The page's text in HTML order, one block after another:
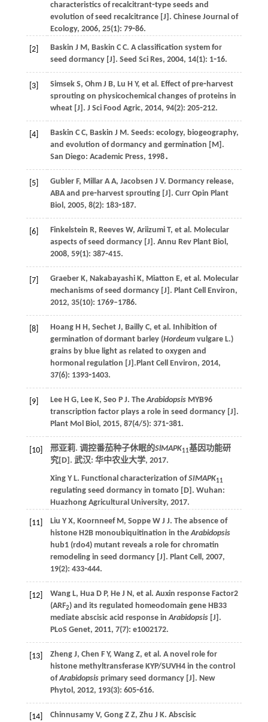
characteristics of recalcitrant⁃type seeds and
evolution of seed recalcitrance [J]. Chinese Journal of
Ecology, 2006, 25(1): 79⁃86.
[2] Baskin J M, Baskin C C. A classification system for
seed dormancy [J]. Seed Sci Res, 2004, 14(1): 1⁃16.
[3] Simsek S, Ohm J B, Lu H Y, et al. Effect of pre⁃harvest
sprouting on physicochemical changes of proteins in
wheat [J]. J Sci Food Agric, 2014, 94(2): 205⁃212.
[4] Baskin C C, Baskin J M. Seeds: ecology, biogeography,
and evolution of dormancy and germination [M].
San Diego: Academic Press, 1998．
[5] Gubler F, Millar A A, Jacobsen J V. Dormancy release,
ABA and pre⁃harvest sprouting [J]. Curr Opin Plant
Biol, 2005, 8(2): 183⁃187.
[6] Finkelstein R, Reeves W, Ariizumi T, et al. Molecular
aspects of seed dormancy [J]. Annu Rev Plant Biol,
2008, 59(1): 387⁃415.
[7] Graeber K, Nakabayashi K, Miatton E, et al. Molecular
mechanisms of seed dormancy [J]. Plant Cell Environ,
2012, 35(10): 1769–1786.
[8] Hoang H H, Sechet J, Bailly C, et al. Inhibition of
germination of dormant barley (Hordeumvulgare L.)
grains by blue light as related to oxygen and
hormonal regulation [J].Plant Cell Environ, 2014,
37(6): 1393⁃1403.
[9] Lee H G, Lee K, Seo P J. TheArabidopsisMYB96
transcription factor plays a role in seed dormancy [J].
Plant Mol Biol, 2015, 87(4/5): 371⁃381.
[10] 邢亚莉. 调控番茄种子休眠的SlMAPK11基因功能研
究[D]. 武汉: 华中农业大学, 2017.
Xing Y L. Functional characterization ofSIMAPK11
regulating seed dormancy in tomato [D]. Wuhan:
Huazhong Agricultural University, 2017.
[11] Liu Y X, Koornneef M, Soppe W J J. The absence of
histone H2B monoubiquitination in theArabidopsis
hub1 (rdo4) mutant reveals a role for chromatin
remodeling in seed dormancy [J]. Plant Cell, 2007,
19(2): 433⁃444.
[12] Wang L, Hua D P, He J N, et al. Auxin response Factor2
(ARF2) and its regulated homeodomain gene HB33
mediate abscisic acid response inArabidopsis[J].
PLoS Genet, 2011, 7(7): e1002172.
[13] Zheng J, Chen F Y, Wang Z, et al. A novel role for
histone methyltransferase KYP/SUVH4 in the control
ofArabidopsisprimary seed dormancy [J]. New
Phytol, 2012, 193(3): 605⁃616.
[14] Chinnusamy V, Gong Z Z, Zhu J K. Abscisic